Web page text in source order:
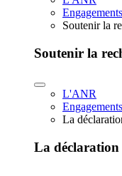
Engagements
Soutenir la
Soutenir la
L'ANR
Engagements
La
La déclaration